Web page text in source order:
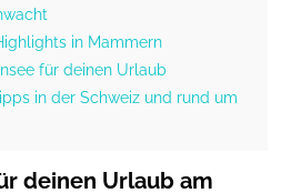
in Mammern
für deinen Urlaub
in der Schweiz und rund um
deinen Urlaub am